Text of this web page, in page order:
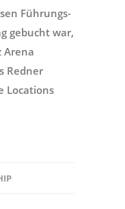
Führungs-
gebucht war,
Arena
Redner
Locations